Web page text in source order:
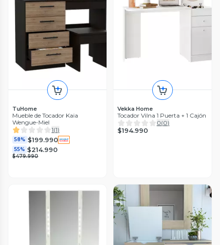
TuHome
Mueble de Tocador Kaia
Wengue-Miel
1(1)
58% $199.990
55% $214.990
$479.990
Vekka Home
Tocador Vilna 1 Puerta + 1 Cajón
0(0)
$194.990